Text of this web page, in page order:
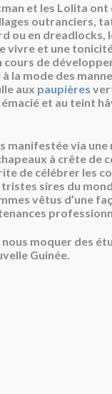
et les Lolita
outranciers,
ou en dreadlocks,
vivre et une
de
la mode des
aux paupières
et au teint
manifestée via une
à crête de
de célébrer les
sires du
vêtus d’une
nous moquer des
Guinée.